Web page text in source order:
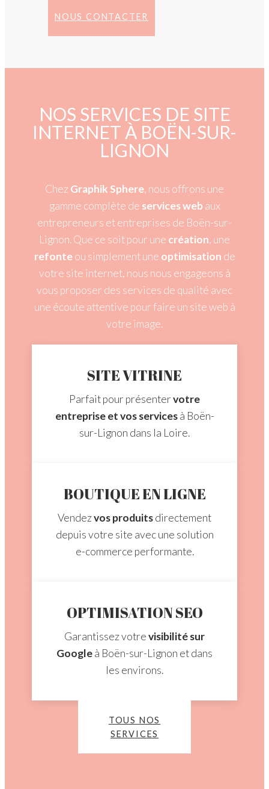
NOUS CONTACTER
NOS SERVICES DE SITE
INTERNET À BOËN-SUR-
LIGNON
Chez Graphik Sphere, nous offrons une
gamme complète de services web aux
entrepreneurs et entreprises de Boën-sur-
Lignon. Que ce soit pour une création, une
refonteou simplement une optimisation de
votre site internet, nous nous engageons à
vous proposer des services de qualité avec
une écoute attentive pour faire un site web à
votre image.
SITE VITRINE
Parfait pour présentervotre
entreprise et vos servicesà Boën-
sur-Lignon dans la Loire.
BOUTIQUE EN LIGNE
Vendezvos produitsdirectement
depuis votre site avec une solution
e-commerce performante.
OPTIMISATION SEO
Garantissez votrevisibilité sur
Googleà Boën-sur-Lignon et dans
les environs.
TOUS NOS
SERVICES